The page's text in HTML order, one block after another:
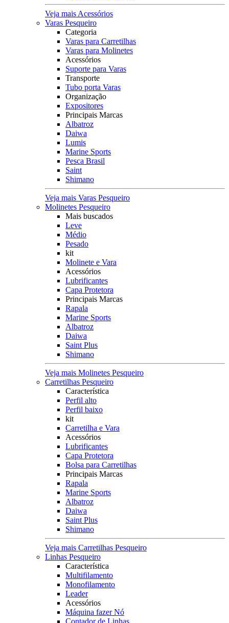
Veja mais Acessórios
Varas Pesqueiro
Categoria
Varas para Carretilhas
Varas para Molinetes
Acessórios
Suporte para Varas
Transporte
Tubo porta Varas
Organização
Expositores
Principais Marcas
Albatroz
Daiwa
Lumis
Marine Sports
Pesca Brasil
Saint
Shimano
Veja mais Varas Pesqueiro
Molinetes Pesqueiro
Mais buscados
Leve
Médio
Pesado
kit
Molinete e Vara
Acessórios
Lubrificantes
Capa Protetora
Principais Marcas
Rapala
Marine Sports
Albatroz
Daiwa
Saint Plus
Shimano
Veja mais Molinetes Pesqueiro
Carretilhas Pesqueiro
Característica
Perfil alto
Perfil baixo
kit
Carretilha e Vara
Acessórios
Lubrificantes
Capa Protetora
Bolsa para Carretilhas
Principais Marcas
Rapala
Marine Sports
Albatroz
Daiwa
Saint Plus
Shimano
Veja mais Carretilhas Pesqueiro
Linhas Pesqueiro
Característica
Multifilamento
Monofilamento
Leader
Acessórios
Máquina fazer Nó
Contador de Linhas